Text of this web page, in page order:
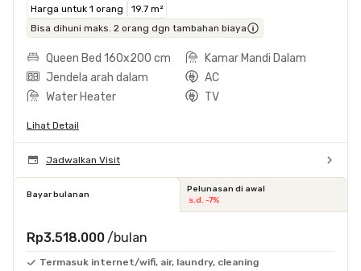
Harga untuk 1 orang
19.7 m²
Bisa dihuni maks. 2 orang dgn tambahan biaya
Queen Bed 160x200 cm
Kamar Mandi Dalam
Jendela arah dalam
AC
Water Heater
TV
Lihat Detail
Jadwalkan Visit
Bayar bulanan
Pelunasan di awal
s.d. -7%
Rp3.518.000 /bulan
Termasuk internet/wifi, air, laundry, cleaning